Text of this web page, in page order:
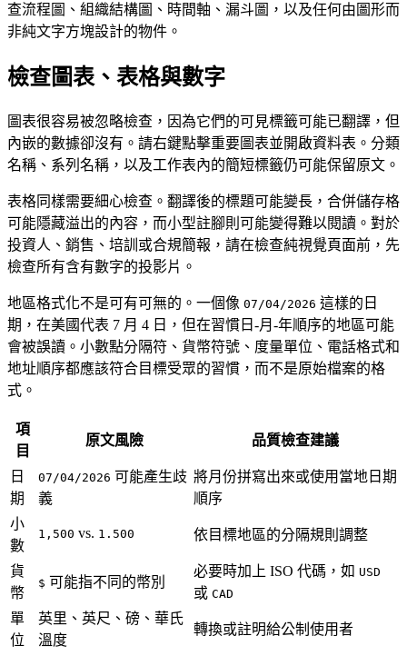
查流程圖、組織結構圖、時間軸、漏斗圖，以及任何由圖形而
非純文字方塊設計的物件。
檢查圖表、表格與數字
圖表很容易被忽略檢查，因為它們的可見標籤可能已翻譯，但
內嵌的數據卻沒有。請右鍵點擊重要圖表並開啟資料表。分類
名稱、系列名稱，以及工作表內的簡短標籤仍可能保留原文。
表格同樣需要細心檢查。翻譯後的標題可能變長，合併儲存格
可能隱藏溢出的內容，而小型註腳則可能變得難以閱讀。對於
投資人、銷售、培訓或合規簡報，請在檢查純視覺頁面前，先
檢查所有含有數字的投影片。
地區格式化不是可有可無的。一個像 07/04/2026 這樣的日
期，在美國代表 7 月 4 日，但在習慣日-月-年順序的地區可能
會被誤讀。小數點分隔符、貨幣符號、度量單位、電話格式和
地址順序都應該符合目標受眾的習慣，而不是原始檔案的格
式。
項
目
原文風險 品質檢查建議
日
期
07/04/2026 可能產生歧
義
將月份拼寫出來或使用當地日期
順序
小
數
1,500 vs. 1.500 依目標地區的分隔規則調整
貨
幣
$ 可能指不同的幣別
必要時加上 ISO 代碼，如 USD
或 CAD
單
位
英里、英尺、磅、華氏
溫度
轉換或註明給公制使用者